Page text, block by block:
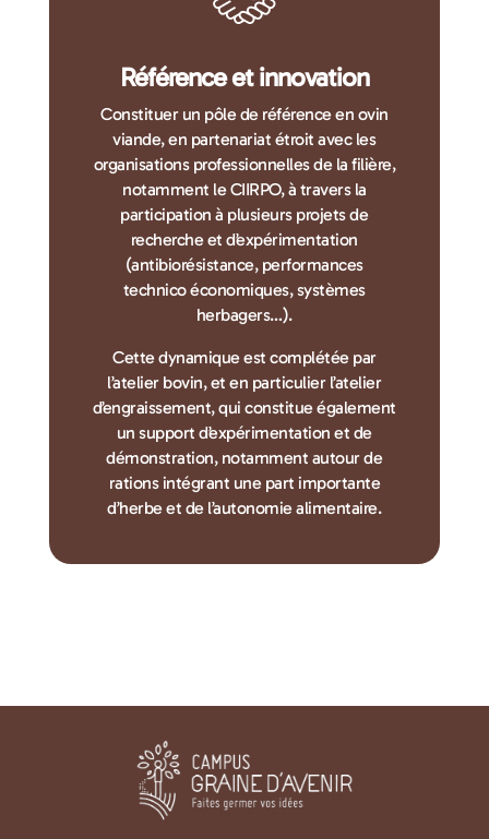
Référence et innovation
Constituer un pôle de référence en ovin
viande, en partenariat étroit avec les
organisations professionnelles de la filière,
notamment le CIIRPO, à travers la
participation à plusieurs projets de
recherche et d’expérimentation
(antibiorésistance, performances
technico économiques, systèmes
herbagers…).
Cette dynamique est complétée par
l’atelier bovin, et en particulier l’atelier
d’engraissement, qui constitue également
un support d’expérimentation et de
démonstration, notamment autour de
rations intégrant une part importante
d’herbe et de l’autonomie alimentaire.